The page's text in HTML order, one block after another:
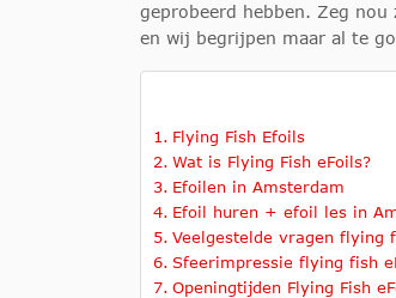
geprobeerd hebben. Zeg
en wij begrijpen maar al te
Flying Fish Efoils
Wat is Flying Fish eFoils?
Efoilen in Amsterdam
Efoil huren + efoil les in
Veelgestelde vragen flying
Sfeerimpressie flying fish
Openingtijden Flying Fish